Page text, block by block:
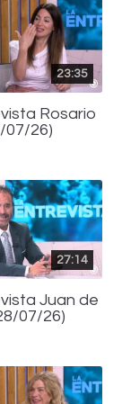
23:35
Rosario
07/26)
27:14
Juan de
07/26)